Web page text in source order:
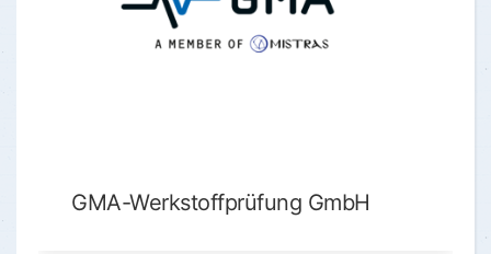
GMA-Werkstoffprüfung GmbH